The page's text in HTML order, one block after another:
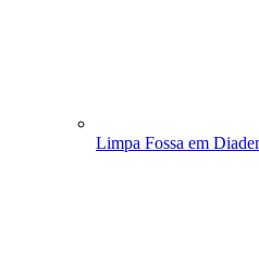
Limpa Fossa em